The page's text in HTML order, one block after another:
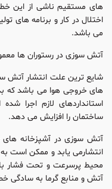
های مستقیم ناشی از این
اختلال در کار و برنامه های
می باشد.
آتش سوزی در رستوران ها
شایع ترین علت انتشار آتش
های خروجی هوا می باشد که
استانداردهای لازم اجرا
ساختمان را افزایش می دهد.
آتش سوزی در آشپزخانه
انتشارمی یابد و ممکن است
محیط پرسرعت و تحت فشار
آتش و منابع گرما به سادگی